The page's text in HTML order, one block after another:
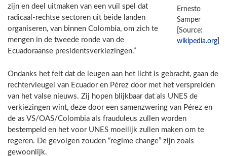
Ernesto
Samper
[Source:
wikipedia.org
zijn en deel uitmaken van een vuil spel dat
radicaal-rechtse sectoren uit beide landen
organiseren, van binnen Colombia, om zich te
mengen in de tweede ronde van de
Ecuadoraanse presidentsverkiezingen.”
Ondanks het feit dat de leugen aan het licht is gebracht, gaan de
rechtervleugel van Ecuador en Pérez door met het verspreiden
van het valse nieuws. Zij hopen blijkbaar dat als UNES de
verkiezingen wint, deze door een samenzwering van Pérez en
de as VS/OAS/Colombia als frauduleus zullen worden
bestempeld en het voor UNES moeilijk zullen maken om te
regeren. De gevolgen zouden “regime change” zijn zoals
gewoonlijk.